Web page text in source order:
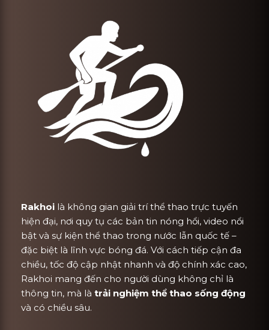
Rakhoi là không gian giải trí thể thao trực tuyến
hiện đại, nơi quy tụ các bản tin nóng hổi, video nổi
bật và sự kiện thể thao trong nước lẫn quốc tế –
đặc biệt là lĩnh vực bóng đá. Với cách tiếp cận đa
chiều, tốc độ cập nhật nhanh và độ chính xác cao,
Rakhoi mang đến cho người dùng không chỉ là
thông tin, mà là trải nghiệm thể thao sống động
và có chiều sâu.